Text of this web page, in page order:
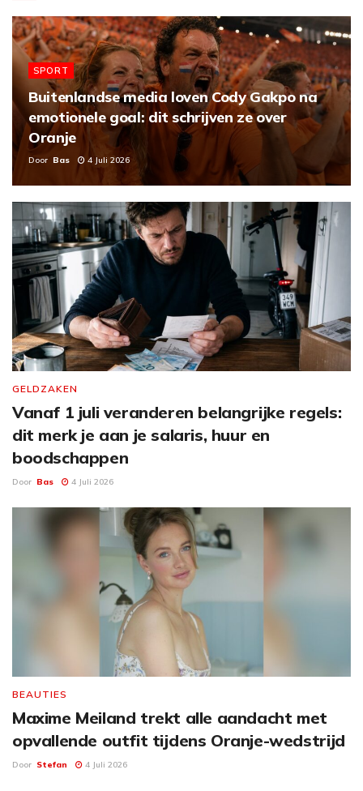
SPORT
Buitenlandse media loven Cody Gakpo na
emotionele goal: dit schrijven ze over
Oranje
Door Bas 4 Juli 2026
GELDZAKEN
Vanaf 1 juli veranderen belangrijke regels:
dit merk je aan je salaris, huur en
boodschappen
Door Bas 4 Juli 2026
BEAUTIES
Maxime Meiland trekt alle aandacht met
opvallende outfit tijdens Oranje-wedstrijd
Door Stefan 4 Juli 2026